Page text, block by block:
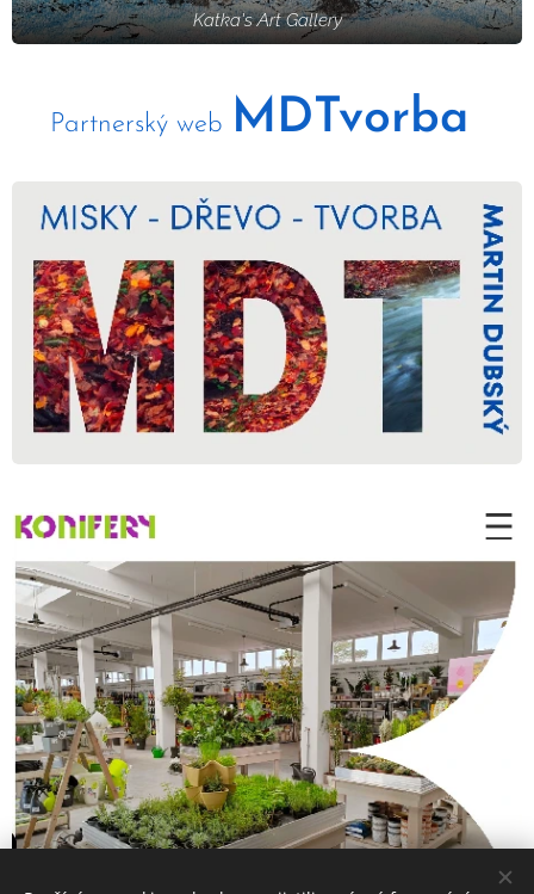
Katka's Art Gallery
Partnerský web MDTvorba